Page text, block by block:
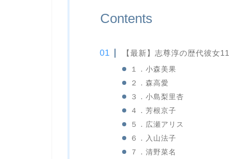
Contents
【最新】志尊淳の歴代彼女11
１．小森美果
２．森高愛
３．小島梨里杏
４．芳根京子
５．広瀬アリス
６．入山法子
７．清野菜名